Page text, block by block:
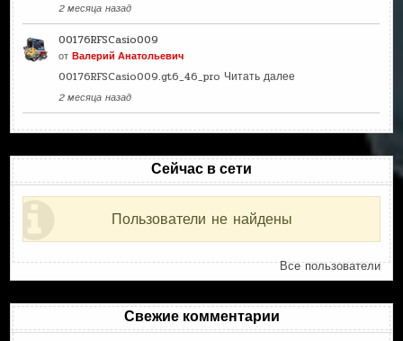
2 месяца назад
00176RFSCasio009
отВалерий Анатольевич
00176RFSCasio009.gt6_46_pro Читать далее
2 месяца назад
Сейчас в сети
Пользователи не найдены
Все пользователи
Свежие комментарии